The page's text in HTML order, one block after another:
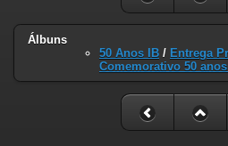
Álbuns
50 Anos IB / Entrega
Comemorativo 50